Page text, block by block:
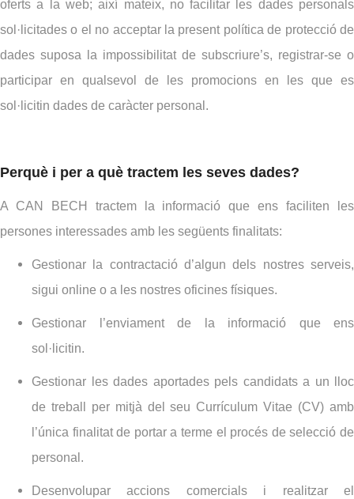
oferts a la web; així mateix, no facilitar les dades personals
sol·licitades o el no acceptar la present política de protecció de
dades suposa la impossibilitat de subscriure’s, registrar-se o
participar en qualsevol de les promocions en les que es
sol·licitin dades de caràcter personal.
Perquè i per a què tractem les seves dades?
A CAN BECH tractem la informació que ens faciliten les
persones interessades amb les següents finalitats:
Gestionar la contractació d’algun dels nostres serveis,
sigui online o a les nostres oficines físiques.
Gestionar l’enviament de la informació que ens
sol·licitin.
Gestionar les dades aportades pels candidats a un lloc
de treball per mitjà del seu Currículum Vitae (CV) amb
l’única finalitat de portar a terme el procés de selecció de
personal.
Desenvolupar accions comercials i realitzar el